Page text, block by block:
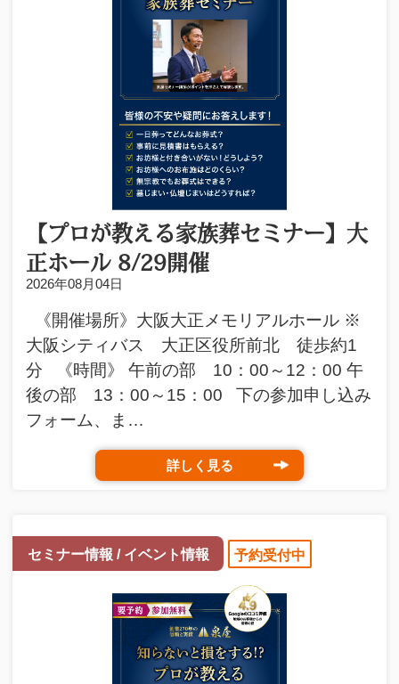
【プロが教える家族葬セミナー】大
正ホール 8/29開催
2026年08月04日
《開催場所》大阪大正メモリアルホール ※
大阪シティバス 大正区役所前北 徒歩約1
分 《時間》 午前の部 10：00～12：00 午
後の部 13：00～15：00 下の参加申し込み
フォーム、ま…
詳しく見る
セミナー情報 / イベント情報 予約受付中